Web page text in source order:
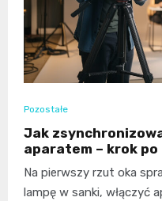
Pozostałe
Jak
aparatem – krok po
Na pierwszy rzut oka
lampę w sanki, włączyć